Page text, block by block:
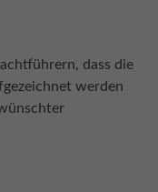
dass die
werden